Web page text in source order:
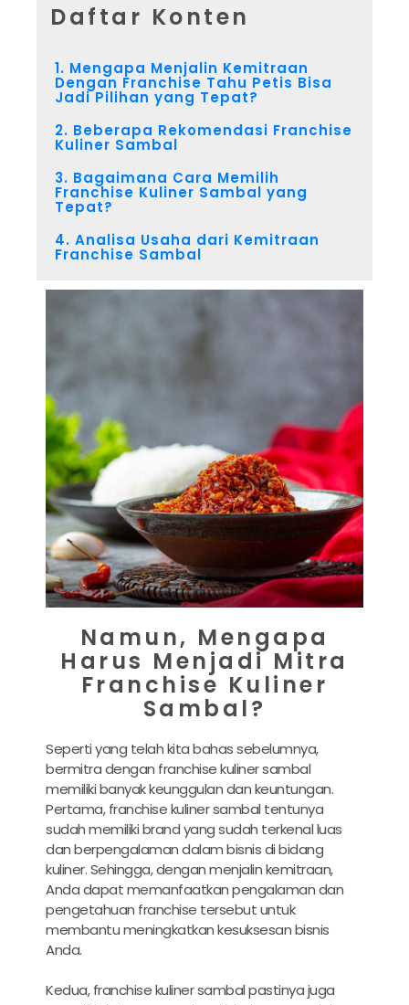
Daftar Konten
1. Mengapa Menjalin Kemitraan
Dengan Franchise Tahu Petis Bisa
Jadi Pilihan yang Tepat?
2. Beberapa Rekomendasi Franchise
Kuliner Sambal
3. Bagaimana Cara Memilih
Franchise Kuliner Sambal yang
Tepat?
4. Analisa Usaha dari Kemitraan
Franchise Sambal
Namun, Mengapa
Harus Menjadi Mitra
Franchise Kuliner
Sambal?
Seperti yang telah kita bahas sebelumnya,
bermitra dengan franchise kuliner sambal
memiliki banyak keunggulan dan keuntungan.
Pertama, franchise kuliner sambal tentunya
sudah memiliki brand yang sudah terkenal luas
dan berpengalaman dalam bisnis di bidang
kuliner. Sehingga, dengan menjalin kemitraan,
Anda dapat memanfaatkan pengalaman dan
pengetahuan franchise tersebut untuk
membantu meningkatkan kesuksesan bisnis
Anda.
Kedua, franchise kuliner sambal pastinya juga